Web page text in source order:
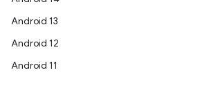
Android 13
Android 12
Android 11